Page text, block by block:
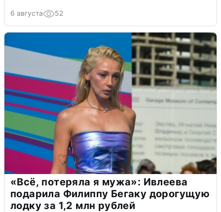
6 августа 52
«Всё, потеряла я мужа»: Ивлеева
подарила Филиппу Бегаку дорогущую
лодку за 1,2 млн рублей